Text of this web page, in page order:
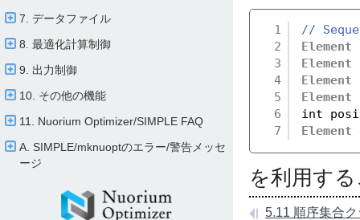
7. データファイル
8. 最適化計算制御
9. 出力制御
10. その他の機能
11. Nuorium Optimizer/​SIMPLE FAQ
A. SIMPLE/​mknuoptのエラー/​警告メッセ
ージ
1
2
3
4
5
6
7
//
Element
Element
Element
Element
int
Element
を利用す
5.11 順序集合